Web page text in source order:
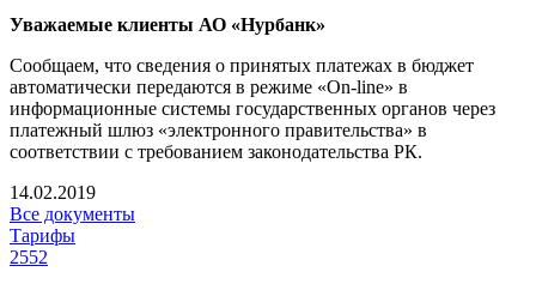
Уважаемые клиенты АО «Нурбанк»
Сообщаем, что сведения о принятых платежах в бюджет
автоматически передаются в режиме «On-line» в
информационные системы государственных органов через
платежный шлюз «электронного правительства» в
соответствии с требованием законодательства РК.
14.02.2019
Все документы
Тарифы
2552